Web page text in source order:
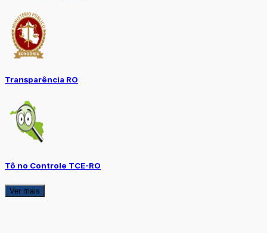
Transparência RO
Tô no Controle TCE-RO
Ver mais